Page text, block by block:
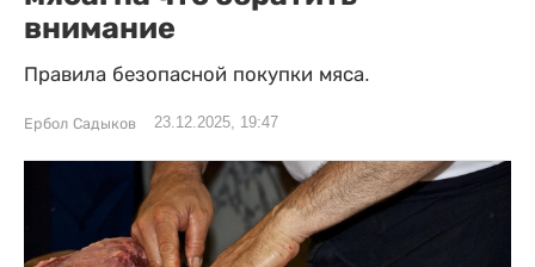
внимание
Правила безопасной покупки мяса.
Ербол Садыков 23.12.2025, 19:47